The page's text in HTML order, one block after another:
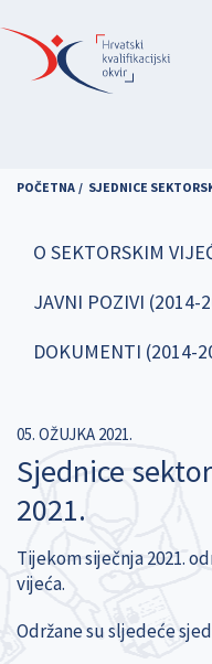
na
glavni
sadržaj
POČETNA SJEDNICE
O SEKTORSKIM
JAVNI POZIVI (2014-
DOKUMENTI (2014-
05. OŽUJKA 2021.
Sjednice
2021.
Tijekom siječnja 2021.
vijeća.
Održane su sljedeće